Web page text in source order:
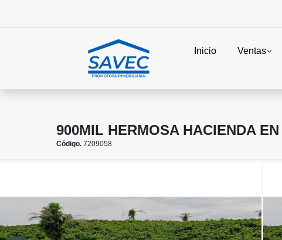
Inicio Ventas
900MIL HERMOSA HACIENDA
Código. 7209058